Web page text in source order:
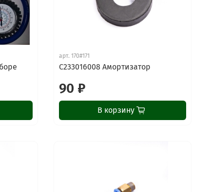
арт.170#171
C233016008 Амортизатор
90 ₽
В корзину